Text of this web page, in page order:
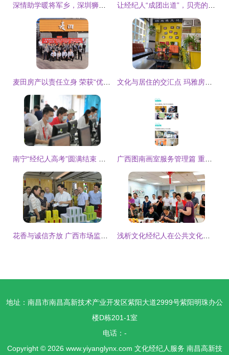
地址：南昌市南昌高新技术产业开发区紫阳大道2999号紫阳明珠办公
楼D栋201-1室
电话：-
Copyright © 2026 www.yiyanglynx.com 文化经纪人服务 南昌高新技